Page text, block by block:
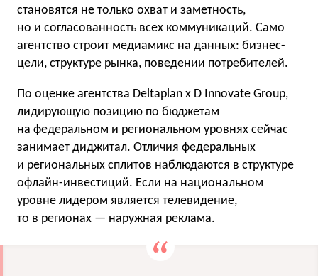
становятся не только охват и заметность,
но и согласованность всех коммуникаций. Само
агентство строит медиамикс на данных: бизнес-
цели, структуре рынка, поведении потребителей.
По оценке агентства Deltaplan x D Innovate Group,
лидирующую позицию по бюджетам
на федеральном и региональном уровнях сейчас
занимает диджитал. Отличия федеральных
и региональных сплитов наблюдаются в структуре
офлайн-инвестиций. Если на национальном
уровне лидером является телевидение,
то в регионах — наружная реклама.